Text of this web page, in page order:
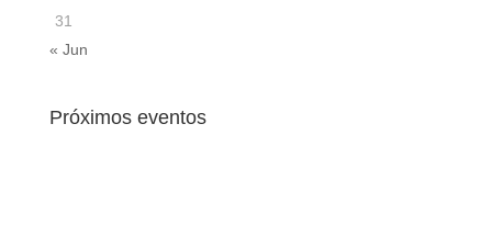
31
« Jun
Próximos eventos